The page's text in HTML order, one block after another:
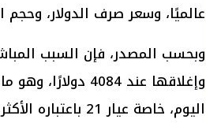
عالميًا، وسعر صرف الدولار، وحجم
وبحسب المصدر، فإن السبب
وإغلاقها عند
اليوم، خاصة عيار 21 باعتباره الأكثر تداولًا بين المواطنين.